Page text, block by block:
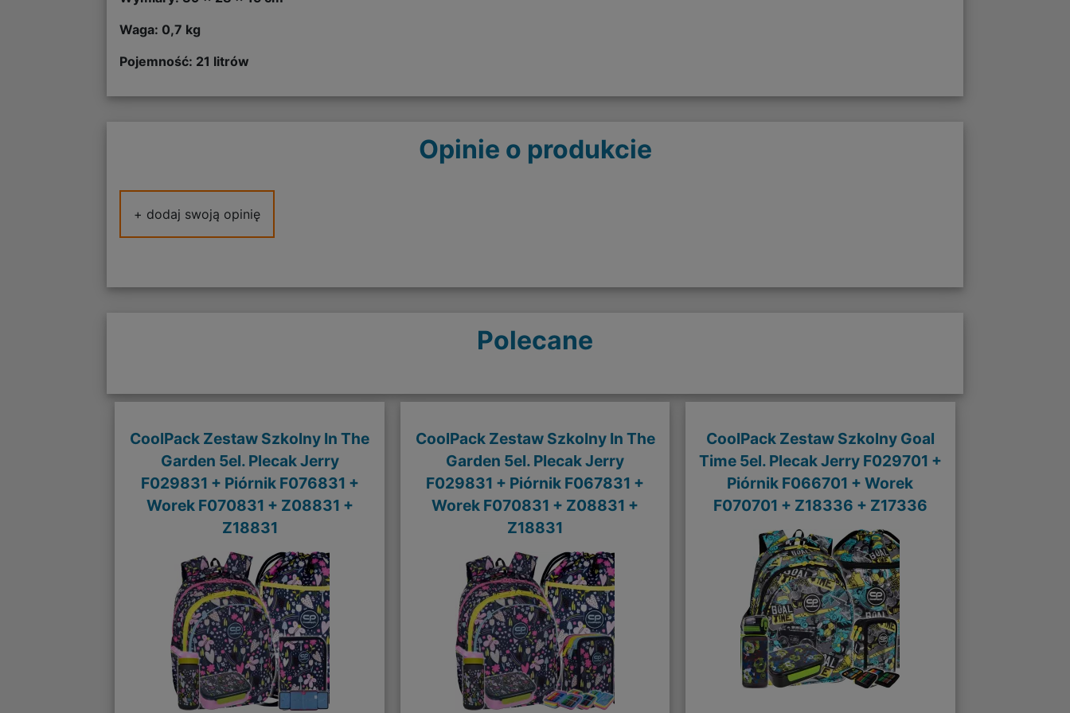
Waga: 0,7 kg
Pojemność: 21 litrów
Opinie o produkcie
+ dodaj swoją opinię
Polecane
CoolPack Zestaw Szkolny In The
Garden 5el. Plecak Jerry
F029831 + Piórnik F076831 +
Worek F070831 + Z08831 +
Z18831
CoolPack Zestaw Szkolny In The
Garden 5el. Plecak Jerry
F029831 + Piórnik F067831 +
Worek F070831 + Z08831 +
Z18831
CoolPack Zestaw Szkolny Goal
Time 5el. Plecak Jerry F029701 +
Piórnik F066701 + Worek
F070701 + Z18336 + Z17336